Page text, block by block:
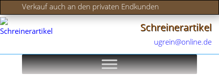
Verkauf auch an den privaten Endkunden
Schreinerartikel
ugrein@online.de